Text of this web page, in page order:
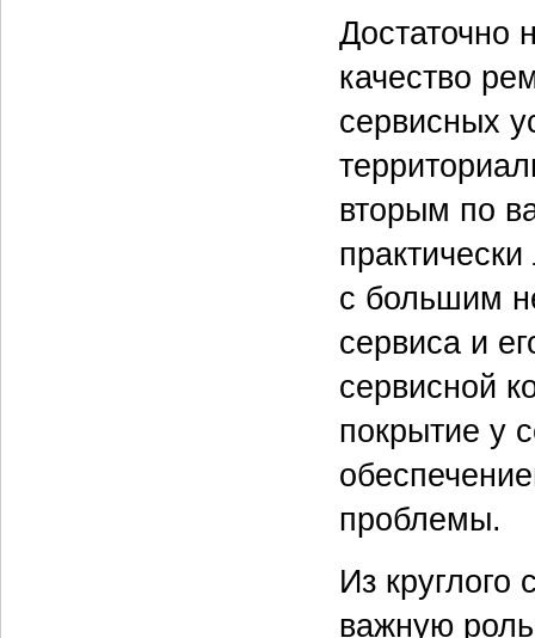
Достаточно
качество
сервисных
вторым по
с большим
сервиса и
сервисной
покрытие у
проблемы.
Из круглого
важную роль